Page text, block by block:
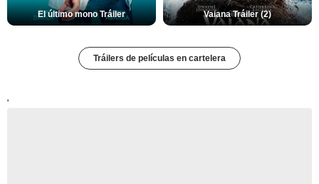
El último mono Tráiler Vaiana Tráiler (2)
Tráilers de películas en cartelera
'